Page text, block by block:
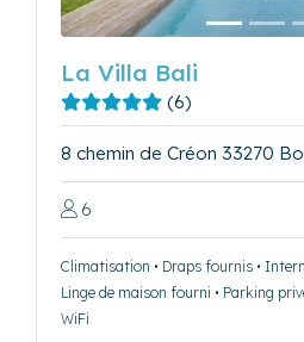
La Villa Bali
(6)
8 chemin de Créon 33270
6
Climatisation • Draps fournis •
Linge de maison fourni • Parking
WiFi